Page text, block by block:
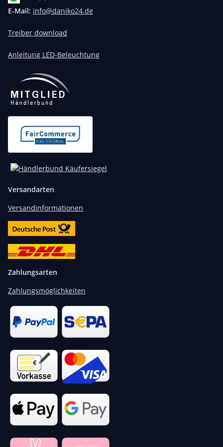
E-Mail: info@daniko24.de
Treiber download
Anleitung LED-Beleuchtung
Versandarten
Versandinformationen
Zahlungsarten
Zahlungsmöglichkeiten